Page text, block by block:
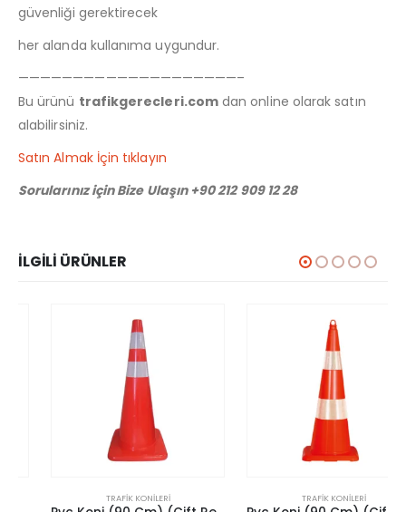
güvenliği gerektirecek
her alanda kullanıma uygundur.
————————————————————–
Bu ürünü trafikgerecleri.comdan online olarak satın
alabilirsiniz.
Satın Almak İçin tıklayın
Sorularınız için Bize Ulaşın +90 212 909 12 28
İLGILI ÜRÜNLER
TRAFIK KONILERI TRAFIK KONILERI